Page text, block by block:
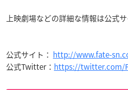
上映劇場などの詳細な情報は公式
公式サイト： http://www.fate-
公式Twitter： https://twitter.com/